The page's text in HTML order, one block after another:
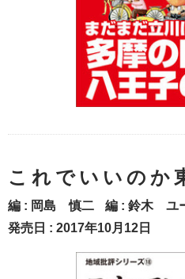
これでいいのか
編 : 岡島 慎二 編 : 鈴木 ユ
発売日 : 2017年10月12日